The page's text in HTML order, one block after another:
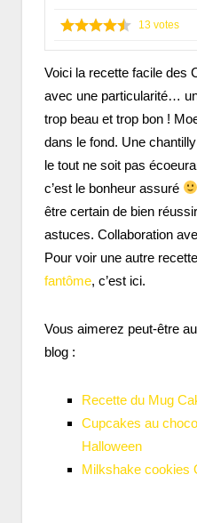
13 votes
Voici la recette facile des
avec une particularité…
trop beau et trop bon !
dans le fond. Une
le tout ne soit pas
c’est le bonheur assuré
être certain de bien
astuces. Collaboration
Pour voir une autre
fantôme, c’est ici.
Vous aimerez peut-être
blog :
Recette du Mug
Cupcakes au
Halloween
Milkshake cookies